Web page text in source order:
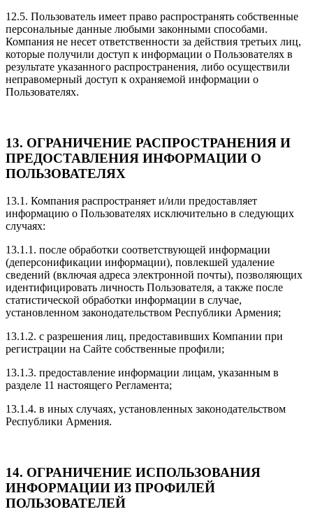
12.5. Пользователь имеет право распространять собственные
персональные данные любыми законными способами.
Компания не несет ответственности за действия третьих лиц,
которые получили доступ к информации о Пользователях в
результате указанного распространения, либо осуществили
неправомерный доступ к охраняемой информации о
Пользователях.
13. ОГРАНИЧЕНИЕ РАСПРОСТРАНЕНИЯ И
ПРЕДОСТАВЛЕНИЯ ИНФОРМАЦИИ О
ПОЛЬЗОВАТЕЛЯХ
13.1. Компания распространяет и/или предоставляет
информацию о Пользователях исключительно в следующих
случаях:
13.1.1. после обработки соответствующей информации
(деперсонификации информации), повлекшей удаление
сведений (включая адреса электронной почты), позволяющих
идентифицировать личность Пользователя, а также после
статистической обработки информации в случае,
установленном законодательством Республики Армения;
13.1.2. с разрешения лиц, предоставивших Компании при
регистрации на Сайте собственные профили;
13.1.3. предоставление информации лицам, указанным в
разделе 11 настоящего Регламента;
13.1.4. в иных случаях, установленных законодательством
Республики Армения.
14. ОГРАНИЧЕНИЕ ИСПОЛЬЗОВАНИЯ
ИНФОРМАЦИИ ИЗ ПРОФИЛЕЙ
ПОЛЬЗОВАТЕЛЕЙ